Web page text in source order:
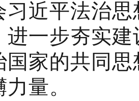
习近平法治
进一步夯实
国家的共同
量。